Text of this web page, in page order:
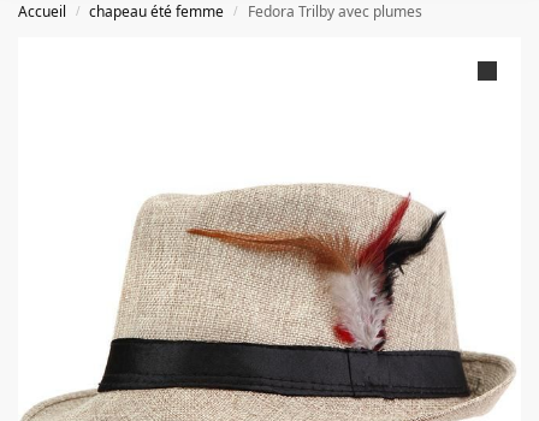
Accueil / chapeau été femme / Fedora Trilby avec plumes